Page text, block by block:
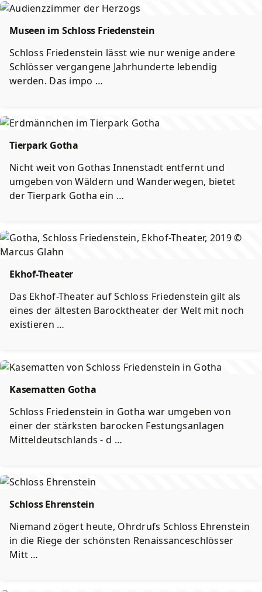
Museen im Schloss Friedenstein
Schloss Friedenstein lässt wie nur wenige andere
Schlösser vergangene Jahrhunderte lebendig
werden. Das impo …
Tierpark Gotha
Nicht weit von Gothas Innenstadt entfernt und
umgeben von Wäldern und Wanderwegen, bietet
der Tierpark Gotha ein …
Ekhof-Theater
Das Ekhof-Theater auf Schloss Friedenstein gilt als
eines der ältesten Barocktheater der Welt mit noch
existieren …
Kasematten Gotha
Schloss Friedenstein in Gotha war umgeben von
einer der stärksten barocken Festungsanlagen
Mitteldeutschlands - d …
Schloss Ehrenstein
Niemand zögert heute, Ohrdrufs Schloss Ehrenstein
in die Riege der schönsten Renaissanceschlösser
Mitt …